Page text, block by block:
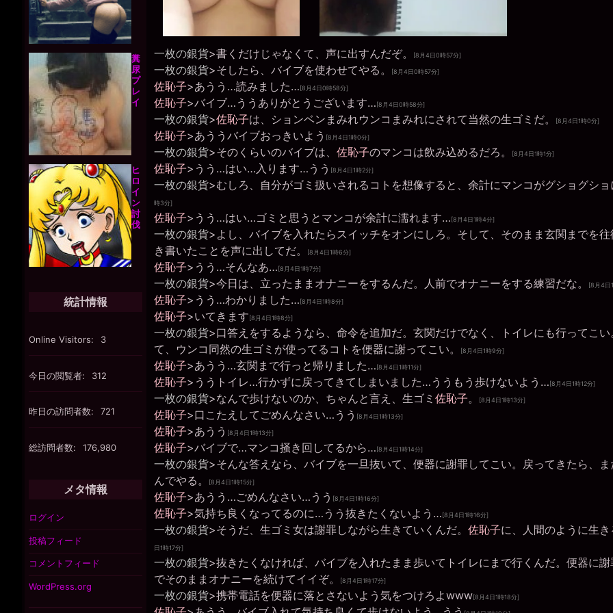
一枚の銀貨>書くだけじゃなくて、声に出すんだぞ。 [8月4日0時57分]
一枚の銀貨>そしたら、バイブを使わせてやる。 [8月4日0時57分]
佐恥子>あうう…読みました…[8月4日0時58分]
佐恥子>バイブ…ううありがとうございます…[8月4日0時58分]
一枚の銀貨>佐恥子は、ションベンまみれウンコまみれにされて当然の生ゴミだ。 [8月4日1時0分]
佐恥子>あううバイブおっきいよう [8月4日1時0分]
一枚の銀貨>そのくらいのバイブは、 佐恥子のマンコは飲み込めるだろ。 [8月4日1時1分]
佐恥子>うう…はい…入ります…うう [8月4日1時2分]
一枚の銀貨>むしろ、自分がゴミ扱いされるコトを想像すると、余計にマンコがグショグシ
時3分]
佐恥子>うう…はい…ゴミと思うとマンコが余計に濡れます…[8月4日1時4分]
一枚の銀貨>よし、バイブを入れたらスイッチをオンにしろ。そして、そのまま玄関までを
き書いたことを声に出してだ。
[8月4日1時6分]
佐恥子>うう…そんなあ…[8月4日1時7分]
一枚の銀貨>今日は、立ったままオナニーをするんだ。人前でオナニーをする練習だな。 [8月4日
佐恥子>うう…わかりました…[8月4日1時8分]
佐恥子>いてきます[8月4日1時8分]
一枚の銀貨>口答えをするようなら、命令を追加だ。玄関だけでなく、トイレにも行ってこ
て、ウンコ同然の生ゴミが使ってるコトを便器に謝ってこい。
[8月4日1時9分]
佐恥子>あうう…玄関まで行っと帰りました…[8月4日1時11分]
佐恥子>ううトイレ…行かずに戻ってきてしまいました…ううもう歩けないよう…[8月4日1時12分]
一枚の銀貨>なんで歩けないのか、ちゃんと言え、生ゴミ 佐恥子。 [8月4日1時13分]
佐恥子>口こたえしてごめんなさい…うう [8月4日1時13分]
佐恥子>あうう [8月4日1時13分]
佐恥子>バイブで…マンコ掻き回してるから…[8月4日1時14分]
一枚の銀貨>そんな答えなら、バイブを一旦抜いて、便器に謝罪してこい。戻ってきたら、
んでやる。
[8月4日1時15分]
佐恥子>あうう…ごめんなさい…うう [8月4日1時16分]
佐恥子>気持ち良くなってるのに…うう抜きたくないよう…[8月4日1時16分]
一枚の銀貨>そうだ、生ゴミ女は謝罪しながら生きていくんだ。 佐恥子に、人間のように生
日1時17分]
一枚の銀貨>抜きたくなければ、バイブを入れたまま歩いてトイレにまで行くんだ。便器に
でそのままオナニーを続けてイイぞ。
[8月4日1時17分]
一枚の銀貨>携帯電話を便器に落とさないよう気をつけろよwww[8月4日1時18分]
糞
尿
プ
レ
イ
ヒ
ロ
イ
ン
討
伐
統計情報
Online Visitors: 3
今日の閲覧者: 312
昨日の訪問者数: 721
総訪問者数: 176,980
メタ情報
ログイン
投稿フィード
コメントフィード
WordPress.org